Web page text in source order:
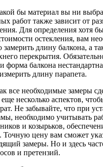
бы материал вы ни
работ также зависит от
Для определения хотя
остекления, вам
длину балкона, а
перекрытия.
форма балкона
длину парапета.
все необходимые замеры
несколько аспектов,
Не забывайте, что при
необходимо учитывать
и козырьков,
Точную цену вам сможет
замеры. Но и здесь
и претензий.